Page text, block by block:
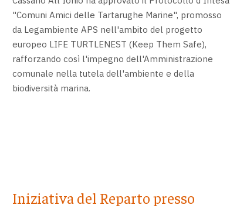
"Comuni Amici delle Tartarughe Marine", promosso
da Legambiente APS nell'ambito del progetto
europeo LIFE TURTLENEST (Keep Them Safe),
rafforzando così l'impegno dell'Amministrazione
comunale nella tutela dell'ambiente e della
biodiversità marina.
Iniziativa del Reparto presso